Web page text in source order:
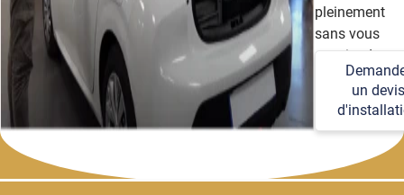
pleinement
sans vous
soucier des
détails
techniques et
logistiques.
un devis